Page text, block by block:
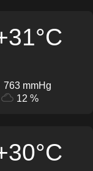
763 mmHg
12 %